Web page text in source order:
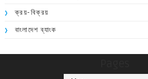
ক্রয়-বিক্রয়
বাংলাদেশ ব্যাংক